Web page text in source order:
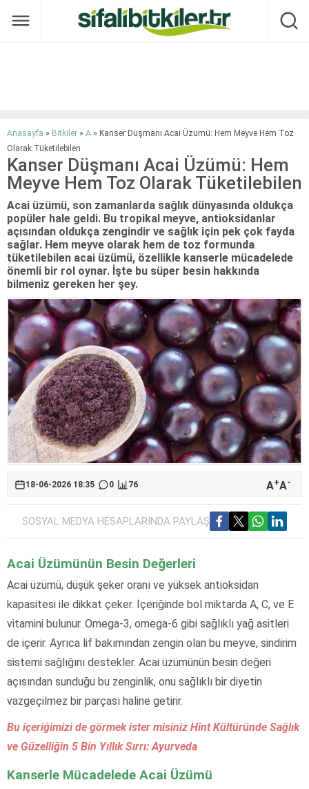
Anasayfa » Bitkiler » A » Kanser Düşmanı Acai Üzümü: Hem Meyve Hem Toz
Olarak Tüketilebilen
Kanser Düşmanı Acai Üzümü: Hem
Meyve Hem Toz Olarak Tüketilebilen
Acai üzümü, son zamanlarda sağlık dünyasında oldukça
popüler hale geldi. Bu tropikal meyve, antioksidanlar
açısından oldukça zengindir ve sağlık için pek çok fayda
sağlar. Hem meyve olarak hem de toz formunda
tüketilebilen acai üzümü, özellikle kanserle mücadelede
önemli bir rol oynar. İşte bu süper besin hakkında
bilmeniz gereken her şey.
18-06-2026 18:35 0 76 A+A-
SOSYAL MEDYA HESAPLARINDA PAYLAŞ
Acai Üzümünün Besin Değerleri
Acai üzümü, düşük şeker oranı ve yüksek antioksidan
kapasitesi ile dikkat çeker. İçeriğinde bol miktarda A, C, ve E
vitamini bulunur. Omega-3, omega-6 gibi sağlıklı yağ asitleri
de içerir. Ayrıca lif bakımından zengin olan bu meyve, sindirim
sistemi sağlığını destekler. Acai üzümünün besin değeri
açısından sunduğu bu zenginlik, onu sağlıklı bir diyetin
vazgeçilmez bir parçası haline getirir.
Bu içeriğimizi de görmek ister misiniz Hint Kültüründe Sağlık
ve Güzelliğin 5 Bin Yıllık Sırrı: Ayurveda
Kanserle Mücadelede Acai Üzümü